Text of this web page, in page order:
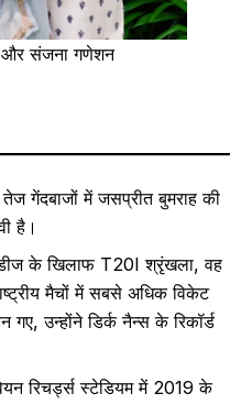
और संजना गणेशन
गेंदबाजों में जसप्रीत बुमराह की
है।
के खिलाफ T20I श्रृंखला, वह
मैचों में सबसे अधिक विकेट
उन्होंने डिर्क नैन्स के रिकॉर्ड
रिचर्ड्स स्टेडियम में 2019 के